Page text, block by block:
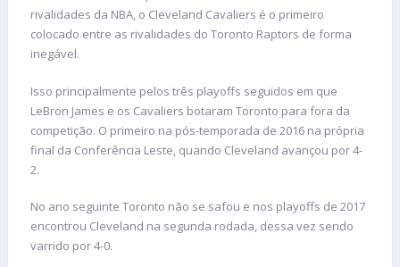
rivalidades da NBA, o Cleveland Cavaliers é o primeiro
colocado entre as rivalidades do Toronto Raptors de forma
inegável.
Isso principalmente pelos três playoffs seguidos em que
LeBron James e os Cavaliers botaram Toronto para fora da
competição. O primeiro na pós-temporada de 2016 na própria
final da Conferência Leste, quando Cleveland avançou por 4-
2.
No ano seguinte Toronto não se safou e nos playoffs de 2017
encontrou Cleveland na segunda rodada, dessa vez sendo
varrido por 4-0.